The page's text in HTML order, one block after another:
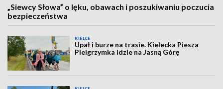
„Siewcy Słowa” o lęku, obawach i poszukiwaniu poczucia
bezpieczeństwa
KIELCE
Upał i burze na trasie. Kielecka Piesza
Pielgrzymka idzie na Jasną Górę